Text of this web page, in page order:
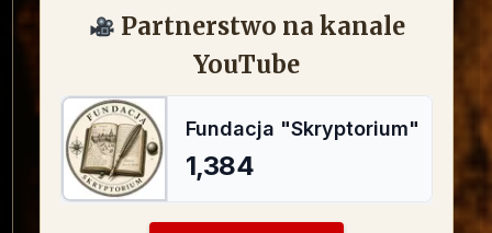
Partnerstwo na kanale
YouTube